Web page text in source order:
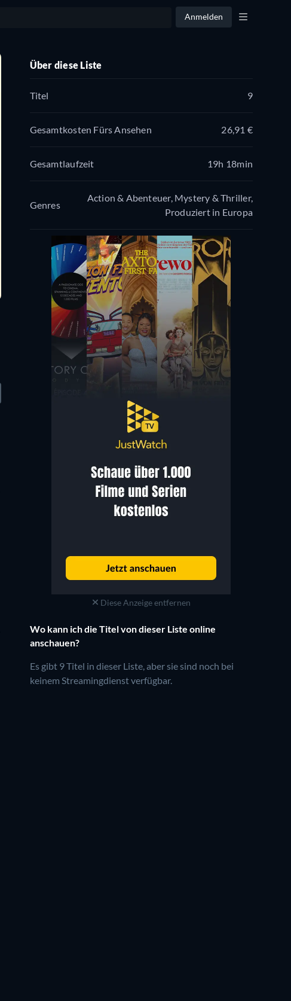
Anmelden
Über diese Liste
Titel 9
Gesamtkosten Fürs Ansehen 26,91 €
Gesamtlaufzeit 19h 18min
Genres
Action & Abenteuer, Mystery & Thriller,
Produziert in Europa
Diese Anzeige entfernen
Wo kann ich die Titel von dieser Liste online
anschauen?
Es gibt 9 Titel in dieser Liste, aber sie sind noch bei
keinem Streamingdienst verfügbar.